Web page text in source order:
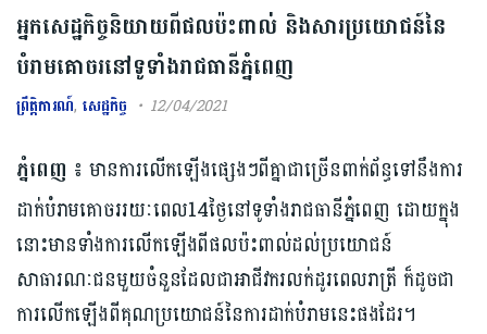
អ្នកសេដ្ឋកិច្ចនិយាយពីផលប៉ះពាល់ និងសារប្រយោជន៍នៃ
បំរាមគោចរនៅទូទាំងរាជធានីភ្នំពេញ
ព្រឹត្តិការណ៍,សេដ្ឋកិច្ច 12/04/2021
ភ្នំពេញ ៖មានការលើកឡើងផ្សេងៗពីគ្នាជាច្រើនពាក់ព័ន្ធទៅនឹងការ
ដាក់បំរាមគោចររយៈពេល14ថ្ងៃនៅទូទាំងរាជធានីភ្នំពេញ ដោយក្នុង
នោះមានទាំង​ការ​លើកឡើង​​ពីផលប៉ះពាល់ដល់ប្រយោជន៍
សាធារណៈជនមួយចំនួនដែលជាអាជីវករលក់ដូរពេលរាត្រី ក៏ដូចជា
ការលើកឡើងពីគុណប្រយោជន៍នៃការដាក់​បំរាម​នេះ​ផង​ដែរ​។